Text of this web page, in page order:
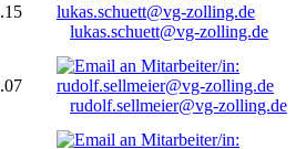
lukas.schuett@vg-zolling.de
rudolf.sellmeier@vg-zolling.de